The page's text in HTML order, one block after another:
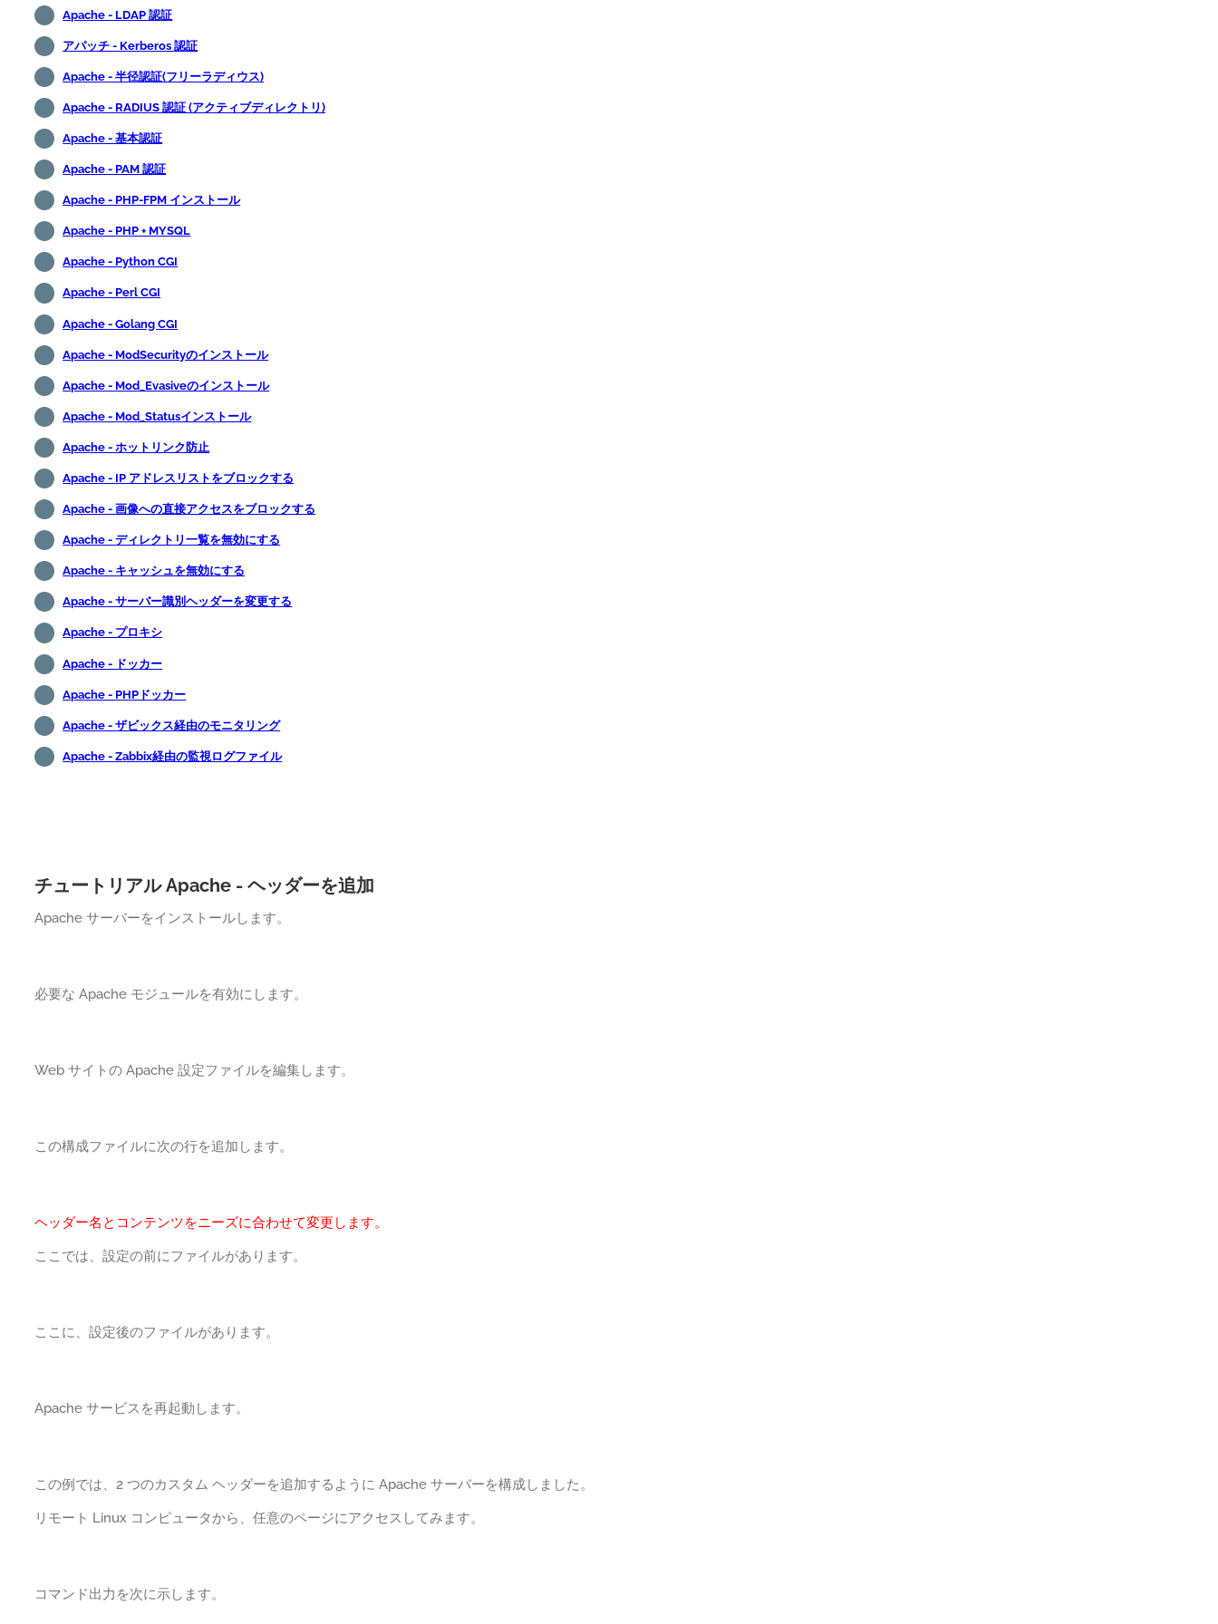
Apache - LDAP 認証
アパッチ - Kerberos 認証
Apache - 半径認証(フリーラディウス)
Apache - RADIUS 認証 (アクティブディレクトリ)
Apache - 基本認証
Apache - PAM 認証
Apache - PHP-FPM インストール
Apache - PHP + MYSQL
Apache - Python CGI
Apache - Perl CGI
Apache - Golang CGI
Apache - ModSecurityのインストール
Apache - Mod_Evasiveのインストール
Apache - Mod_Statusインストール
Apache - ホットリンク防止
Apache - IP アドレスリストをブロックする
Apache - 画像への直接アクセスをブロックする
Apache - ディレクトリ一覧を無効にする
Apache - キャッシュを無効にする
Apache - サーバー識別ヘッダーを変更する
Apache - プロキシ
Apache - ドッカー
Apache - PHPドッカー
Apache - ザビックス経由のモニタリング
Apache - Zabbix経由の監視ログファイル
チュートリアル Apache - ヘッダーを追加
Apache サーバーをインストールします。
必要な Apache モジュールを有効にします。
Web サイトの Apache 設定ファイルを編集します。
この構成ファイルに次の行を追加します。
ヘッダー名とコンテンツをニーズに合わせて変更します。
ここでは、設定の前にファイルがあります。
ここに、設定後のファイルがあります。
Apache サービスを再起動します。
この例では、2 つのカスタム ヘッダーを追加するように Apache サーバーを構成しました。
リモート Linux コンピュータから、任意のページにアクセスしてみます。
コマンド出力を次に示します。